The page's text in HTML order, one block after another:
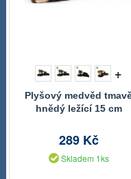
+
Plyšový medvěd
hnědý ležící 15 cm
289 Kč
Skladem 1ks